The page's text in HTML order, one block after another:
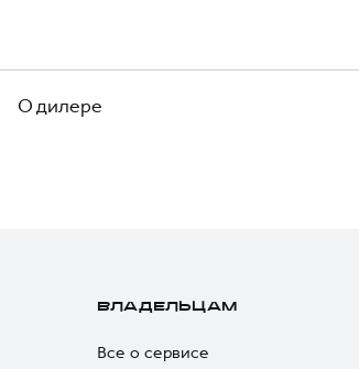
О дилере
ВЛАДЕЛЬЦАМ
Все о сервисе